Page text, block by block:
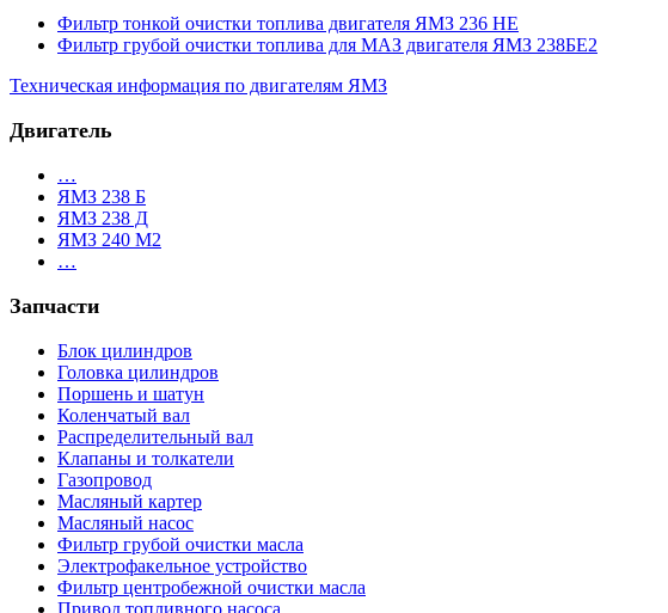
Фильтр тонкой очистки топлива двигателя ЯМЗ 236 НЕ
Фильтр грубой очистки топлива для МАЗ двигателя ЯМЗ 238БЕ2
Техническая информация по двигателям ЯМЗ
Двигатель
…
ЯМЗ 238 Б
ЯМЗ 238 Д
ЯМЗ 240 М2
…
Запчасти
Блок цилиндров
Головка цилиндров
Поршень и шатун
Коленчатый вал
Распределительный вал
Клапаны и толкатели
Газопровод
Масляный картер
Масляный насос
Фильтр грубой очистки масла
Электрофакельное устройство
Фильтр центробежной очистки масла
Привод топливного насоса